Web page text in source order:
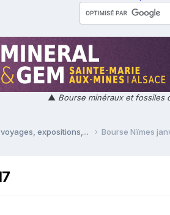
▲ Bourse minéraux et fossiles
expositions,... Bourse Nïmes